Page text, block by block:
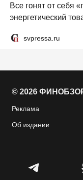
Все гонят от себя
энергетический
svpressa.ru
© 2026
Реклама
Об издании